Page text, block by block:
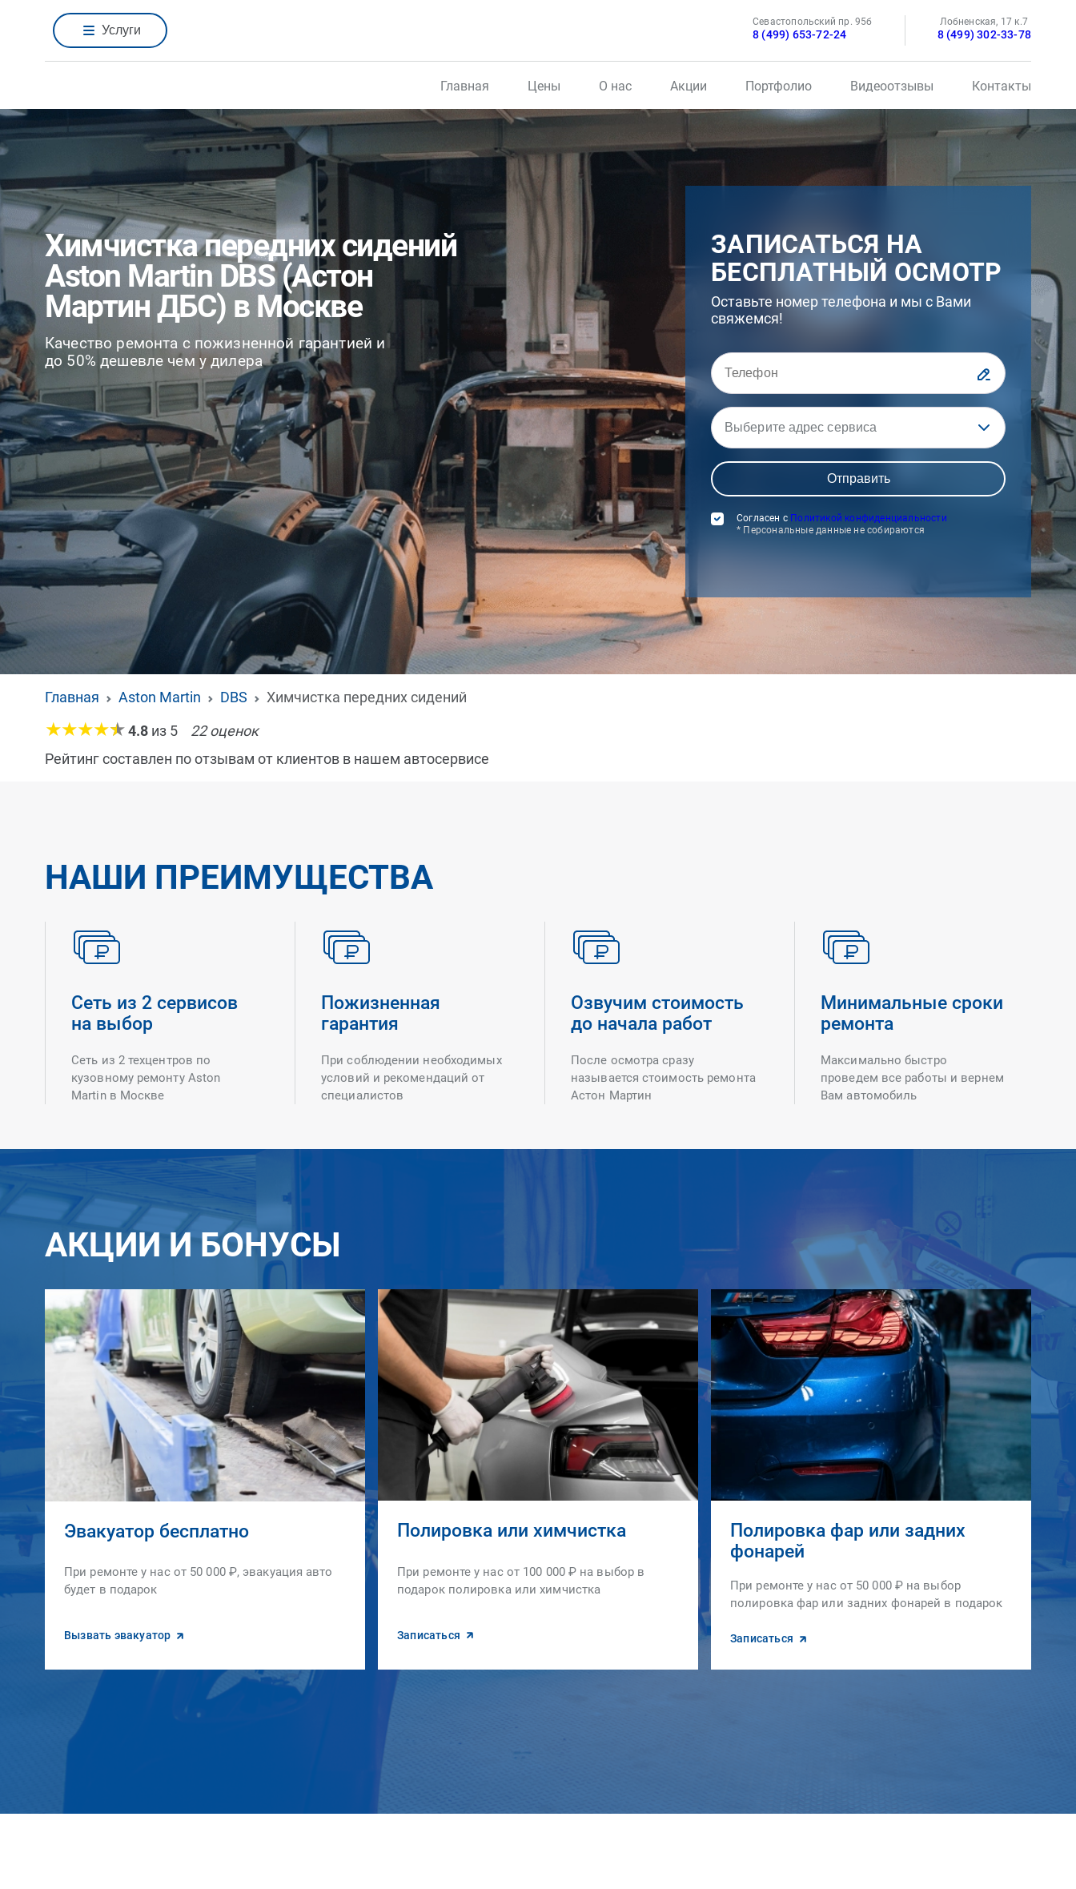
Услуги
Севастопольский пр. 95б
8 (499) 653-72-24
Лобненская, 17 к.7
8 (499) 302-33-78
Главная Цены О нас Акции Портфолио Видеоотзывы Контакты
Химчистка передних сидений
Aston Martin DBS (Астон
Мартин ДБС) в Москве
Качество ремонта с пожизненной гарантией и
до 50% дешевле чем у дилера
ЗАПИСАТЬСЯ НА
БЕСПЛАТНЫЙ ОСМОТР
Оставьте номер телефона и мы с Вами
свяжемся!
Выберите адрес сервиса
Согласен с Политикой конфиденциальности
* Персональные данные не собираются
Главная Aston Martin DBS
Химчистка передних сидений
4.8 из 5 22оценок
Рейтинг составлен по отзывам от клиентов в нашем автосервисе
НАШИ ПРЕИМУЩЕСТВА
Сеть из 2 сервисов
на выбор
Сеть из 2 техцентров по
кузовному ремонту Aston
Martin в Москве
Пожизненная
гарантия
При соблюдении необходимых
условий и рекомендаций от
специалистов
Озвучим стоимость
до начала работ
После осмотра сразу
называется стоимость ремонта
Астон Мартин
Минимальные сроки
ремонта
Максимально быстро
проведем все работы и вернем
Вам автомобиль
АКЦИИ И БОНУСЫ
Эвакуатор бесплатно
При ремонте у нас от 50 000 ₽, эвакуация авто
будет в подарок
Вызвать эвакуатор
Полировка или химчистка
При ремонте у нас от 100 000 ₽ на выбор в
подарок полировка или химчистка
Записаться
Полировка фар или задних
фонарей
При ремонте у нас от 50 000 ₽ на выбор
полировка фар или задних фонарей в подарок
Записаться